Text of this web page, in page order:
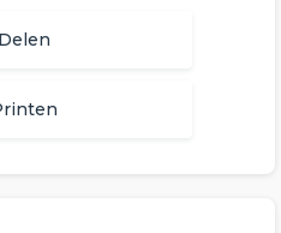
Delen